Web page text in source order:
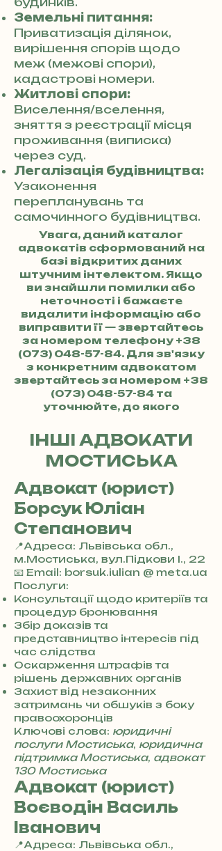
Земельні питання:
Приватизація ділянок,
вирішення спорів щодо
меж (межові спори),
кадастрові номери.
Житлові спори:
Виселення/вселення,
зняття з реєстрації місця
проживання (виписка)
через суд.
Легалізація будівництва:
Узаконення
перепланувань та
самочинного будівництва.
Увага, даний каталог
адвокатів сформований на
базі відкритих даних
штучним інтелектом. Якщо
ви знайшли помилки або
неточності і бажаєте
видалити інформацію або
виправити її — звертайтесь
за номером телефону +38
(073) 048-57-84. Для зв'язку
з конкретним адвокатом
звертайтесь за номером +38
(073) 048-57-84та
уточнюйте, до якого
ІНШІ АДВОКАТИ
МОСТИСЬКА
Адвокат (юрист)
Борсук Юліан
Степанович
📍Адреса: Львівська обл.,
м.Мостиська, вул.Підкови І., 22
+
3
8
0
7
3
0
4
8
5
7
8
4
📧 Email: borsuk.iulian @ meta.ua
Послуги:
Консультації щодо критеріїв та
процедур бронювання
Збір доказів та
представництво інтересів під
час слідства
Оскарження штрафів та
рішень державних органів
Захист від незаконних
затримань чи обшуків з боку
правоохоронців
Ключові слова: юридичні
послуги Мостиська, юридична
підтримка Мостиська, адвокат
130 Мостиська
Адвокат (юрист)
Воєводін Василь
Іванович
📍Адреса: Львівська обл.,